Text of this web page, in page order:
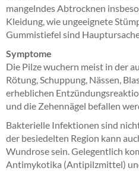
mangelndes Abtrocknen
Kleidung, wie ungeeignete
Gummistiefel sind
Symptome
Die Pilze wuchern meist in der
Rötung, Schuppung, Nässen,
erheblichen
und die Zehennägel befallen
Bakterielle Infektionen sind
der besiedelten Region kann
Wundrose sein. Gelegentlich
Antimykotika (Antipilzmittel)